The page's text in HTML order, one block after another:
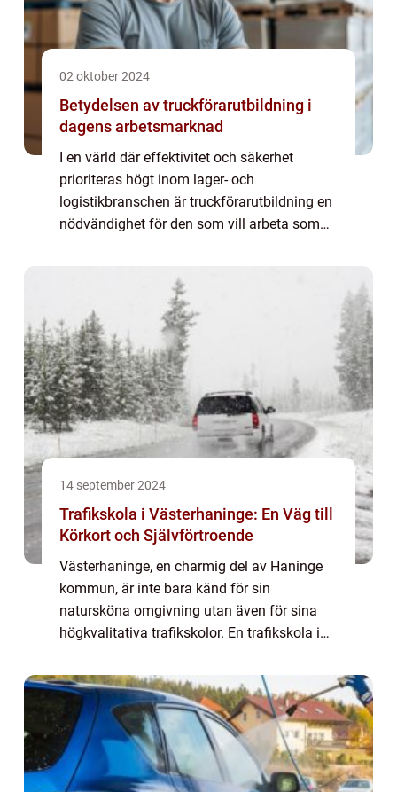
02 oktober 2024
Betydelsen av truckförarutbildning i
dagens arbetsmarknad
I en värld där effektivitet och säkerhet
prioriteras högt inom lager- och
logistikbranschen är truckförarutbildning en
nödvändighet för den som vill arbeta som
14 september 2024
Trafikskola i Västerhaninge: En Väg till
Körkort och Självförtroende
Västerhaninge, en charmig del av Haninge
kommun, är inte bara känd för sin
natursköna omgivning utan även för sina
högkvalitativa trafikskolor. En trafikskola i
de...